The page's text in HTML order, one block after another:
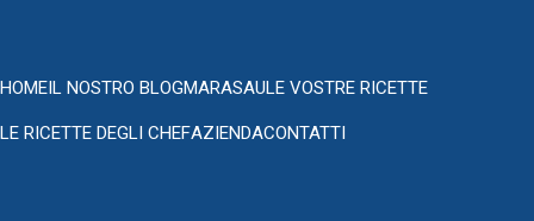
HOMEIL NOSTRO BLOGMARASAULE VOSTRE RICETTE
LE RICETTE DEGLI CHEFAZIENDACONTATTI